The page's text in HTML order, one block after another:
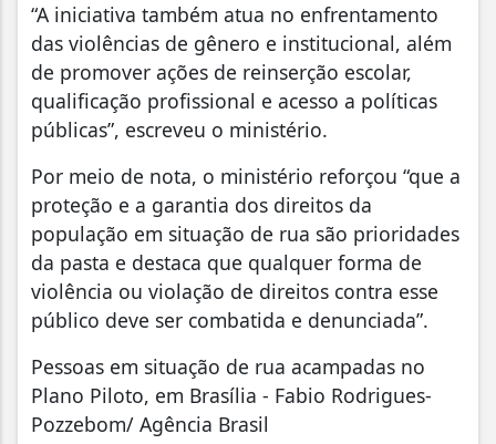
“A iniciativa também atua no enfrentamento
das violências de gênero e institucional, além
de promover ações de reinserção escolar,
qualificação profissional e acesso a políticas
públicas”, escreveu o ministério.
Por meio de nota, o ministério reforçou “que a
proteção e a garantia dos direitos da
população em situação de rua são prioridades
da pasta e destaca que qualquer forma de
violência ou violação de direitos contra esse
público deve ser combatida e denunciada”.
Pessoas em situação de rua acampadas no
Plano Piloto, em Brasília - Fabio Rodrigues-
Pozzebom/ Agência Brasil